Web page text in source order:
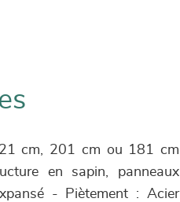
cm, 201 cm ou 181 cm
en sapin, panneaux
- Piètement : Acier